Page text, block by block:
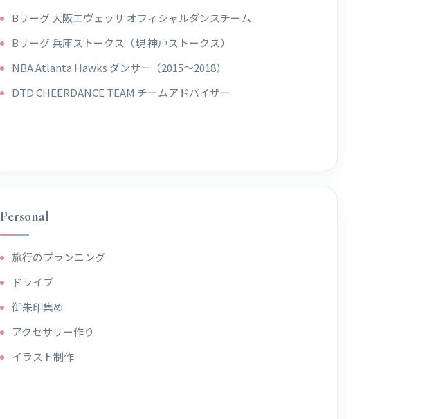
Bリーグ 大阪エヴェッサ オフィシャルダンスチーム
Bリーグ 兵庫ストークス（現 神戸ストークス）
NBA Atlanta Hawks ダンサー（2015〜2018）
DTD CHEERDANCE TEAM チームアドバイザー
Personal
旅行のプランニング
ドライブ
御朱印集め
アクセサリー作り
イラスト制作